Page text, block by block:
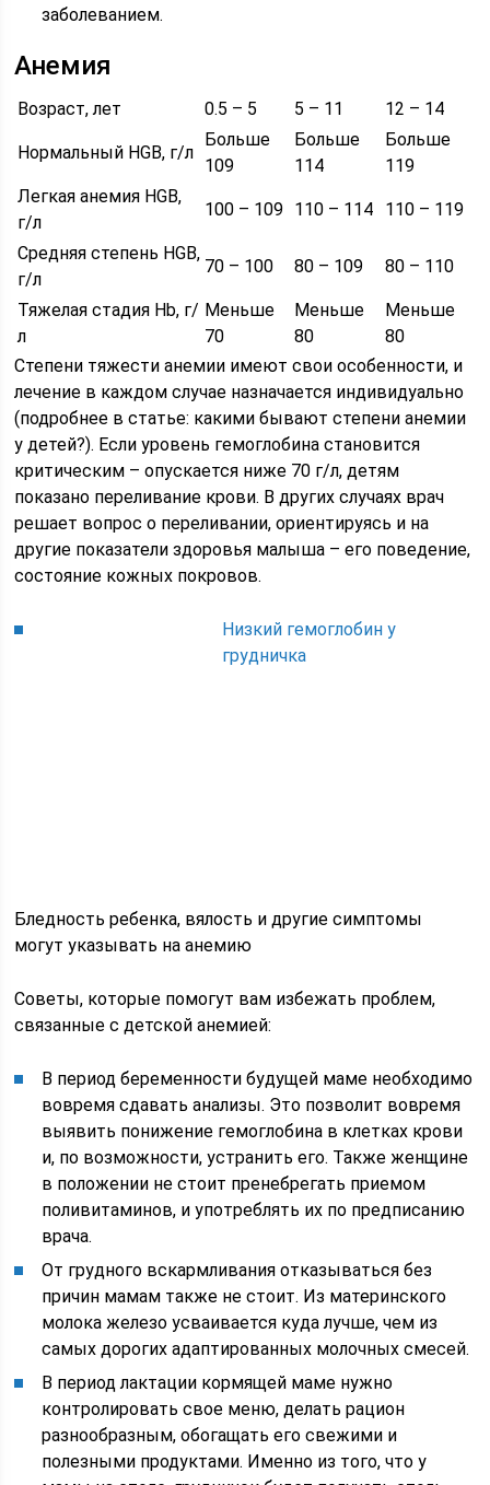
заболеванием.
Анемия
Возраст, лет 0.5 – 5 5 – 11 12 – 14
Нормальный HGB, г/л
Больше
109
Больше
114
Больше
119
Легкая анемия HGB,
г/л
100 – 109 110 – 114 110 – 119
Средняя степень HGB,
г/л
70 – 100 80 – 109 80 – 110
Тяжелая стадия Hb, г/
л
Меньше
70
Меньше
80
Меньше
80
Степени тяжести анемии имеют свои особенности, и
лечение в каждом случае назначается индивидуально
(подробнее в статье: какими бывают степени анемии
у детей?). Если уровень гемоглобина становится
критическим – опускается ниже 70 г/л, детям
показано переливание крови. В других случаях врач
решает вопрос о переливании, ориентируясь и на
другие показатели здоровья малыша – его поведение,
состояние кожных покровов.
Низкий гемоглобин у
грудничка
Бледность ребенка, вялость и другие симптомы
могут указывать на анемию
Советы, которые помогут вам избежать проблем,
связанные с детской анемией:
В период беременности будущей маме необходимо
вовремя сдавать анализы. Это позволит вовремя
выявить понижение гемоглобина в клетках крови
и, по возможности, устранить его. Также женщине
в положении не стоит пренебрегать приемом
поливитаминов, и употреблять их по предписанию
врача.
От грудного вскармливания отказываться без
причин мамам также не стоит. Из материнского
молока железо усваивается куда лучше, чем из
самых дорогих адаптированных молочных смесей.
В период лактации кормящей маме нужно
контролировать свое меню, делать рацион
разнообразным, обогащать его свежими и
полезными продуктами. Именно из того, что у